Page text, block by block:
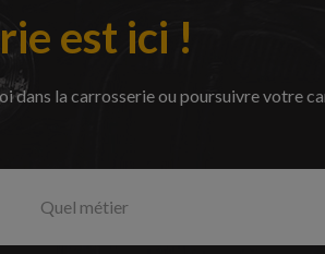
est ici !
la carrosserie ou poursuivre votre